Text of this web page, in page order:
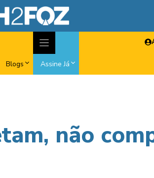
Blogs Assine Já
não